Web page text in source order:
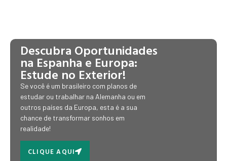
Descubra Oportunidades
na Espanha e Europa:
Estude no Exterior!
Se você é um brasileiro com planos de
estudar ou trabalhar na Alemanha ou em
outros países da Europa, esta é a sua
chance de transformar sonhos em
realidade!
CLIQUE AQUI